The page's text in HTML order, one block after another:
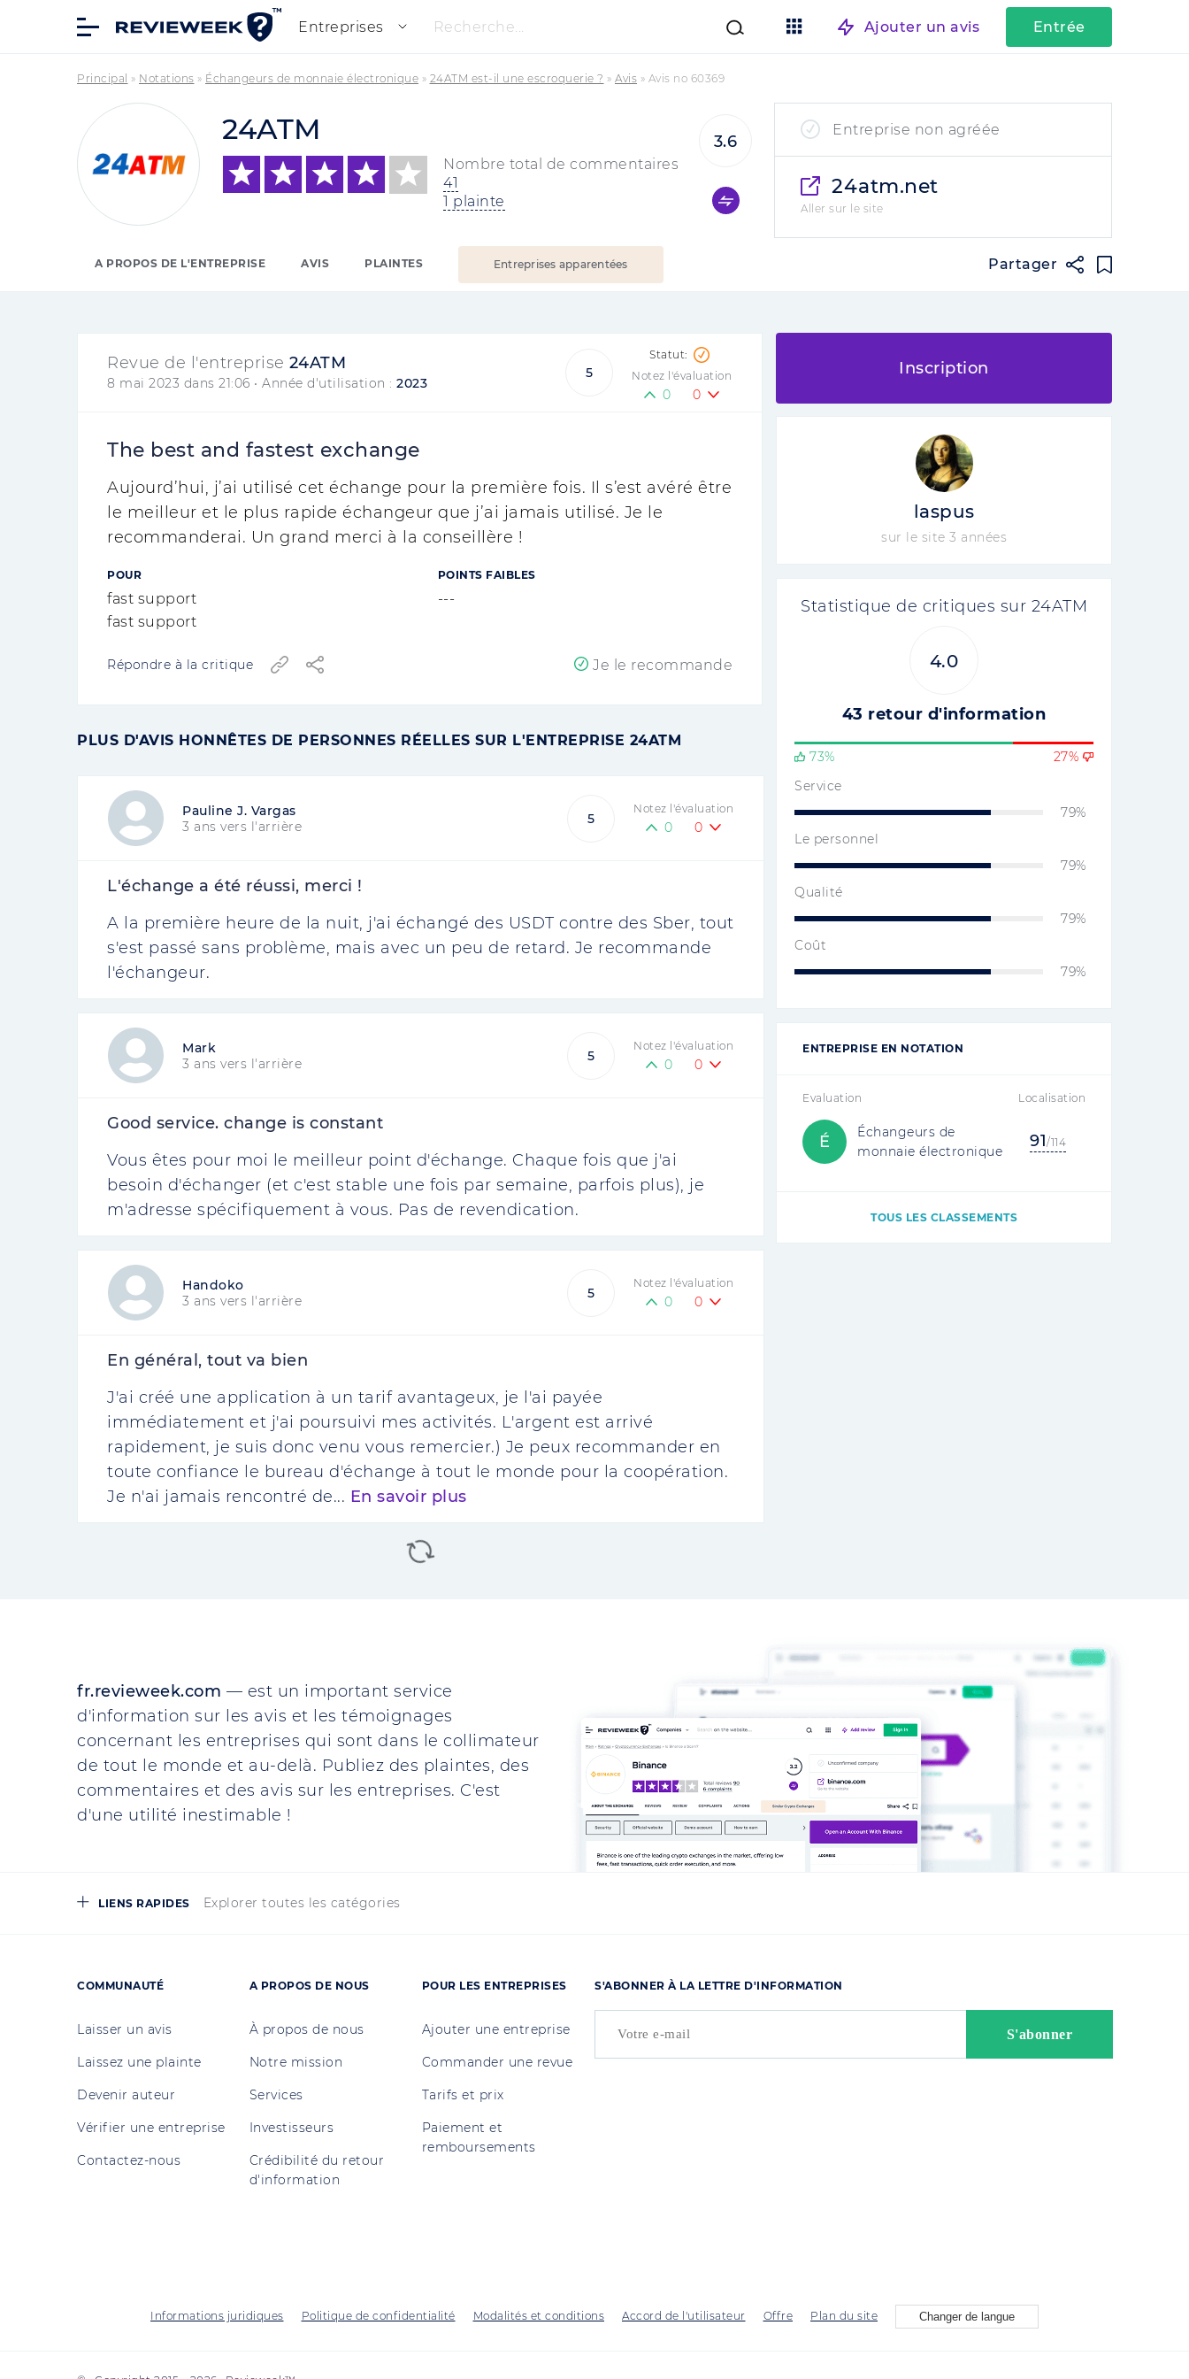
Entreprises Recherche... Ajouter un avis Entrée
Principal » Notations » Échangeurs de monnaie électronique » 24ATM est-il une escroquerie ? » Avis » Avis no 60369
24ATM
Nombre total de commentaires
41
1 plainte
3.6
Entreprise non agréée
24atm.net
Aller sur le site
A PROPOS DE L'ENTREPRISE AVIS PLAINTES Entreprises apparentées Partager
Revue de l'entreprise 24ATM
8 mai 2023 dans 21:06 • Année d'utilisation : 2023
5 Notez l'évaluation
0 0
The best and fastest exchange
Aujourd’hui, j’ai utilisé cet échange pour la première fois. Il s’est avéré être
le meilleur et le plus rapide échangeur que j’ai jamais utilisé. Je le
recommanderai. Un grand merci à la conseillère !
POUR
fast support
fast support
POINTS FAIBLES
---
Répondre à la critique Je le recommande
PLUS D'AVIS HONNÊTES DE PERSONNES RÉELLES SUR L'ENTREPRISE 24ATM
Pauline J. Vargas
3 ans vers l'arrière
5
Notez l'évaluation
0 0
L'échange a été réussi, merci !
A la première heure de la nuit, j'ai échangé des USDT contre des Sber, tout
s'est passé sans problème, mais avec un peu de retard. Je recommande
l'échangeur.
Mark
3 ans vers l'arrière
5
Notez l'évaluation
0 0
Good service. change is constant
Vous êtes pour moi le meilleur point d'échange. Chaque fois que j'ai
besoin d'échanger (et c'est stable une fois par semaine, parfois plus), je
m'adresse spécifiquement à vous. Pas de revendication.
Handoko
3 ans vers l'arrière
5
Notez l'évaluation
0 0
En général, tout va bien
J'ai créé une application à un tarif avantageux, je l'ai payée
immédiatement et j'ai poursuivi mes activités. L'argent est arrivé
rapidement, je suis donc venu vous remercier.) Je peux recommander en
toute confiance le bureau d'échange à tout le monde pour la coopération.
Je n'ai jamais rencontré de... En savoir plus
Inscription
laspus
sur le site 3 années
Statistique de critiques sur 24ATM
4.0
43 retour d'information
73%
27%
Service
79%
Le personnel
79%
Qualité
79%
Coût
79%
ENTREPRISE EN NOTATION
Evaluation Localisation
É
Échangeurs de
monnaie électronique
91/114
TOUS LES CLASSEMENTS
fr.revieweek.com — est un important service
d'information sur les avis et les témoignages
concernant les entreprises qui sont dans le collimateur
de tout le monde et au-delà. Publiez des plaintes, des
commentaires et des avis sur les entreprises. C'est
d'une utilité inestimable !
LIENS RAPIDES Explorer toutes les catégories
COMMUNAUTÉ
Laisser un avis
Laissez une plainte
Devenir auteur
Vérifier une entreprise
Contactez-nous
A PROPOS DE NOUS
À propos de nous
Notre mission
Services
Investisseurs
Crédibilité du retour
d'information
POUR LES ENTREPRISES
Ajouter une entreprise
Commander une revue
Tarifs et prix
Paiement et
remboursements
S'ABONNER À LA LETTRE D'INFORMATION
Informations juridiques Politique de confidentialité Modalités et conditions Accord de l'utilisateur Offre Plan du site Changer de langue